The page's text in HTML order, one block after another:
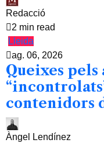
Redacció
2 min read
Lleida
ag. 06, 2026
Queixes pels
contenidors
Àngel Lendínez